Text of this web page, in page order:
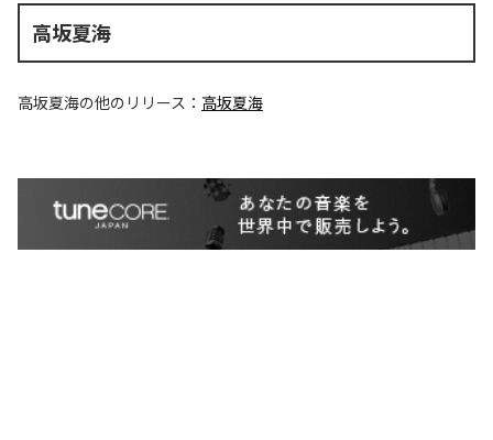
高坂夏海
高坂夏海の他のリリース： 高坂夏海